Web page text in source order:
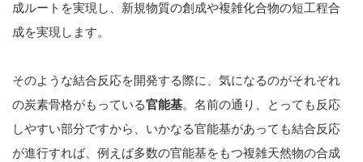
成ルートを実現し、新規物質の創成や複雑化合物の短工程合
成を実現します。
そのような結合反応を開発する際に、気になるのがそれぞれ
の炭素骨格がもっている官能基。名前の通り、とっても反応
しやすい部分ですから、いかなる官能基があっても結合反応
が進行すれば、例えば多数の官能基をもつ複雑天然物の合成